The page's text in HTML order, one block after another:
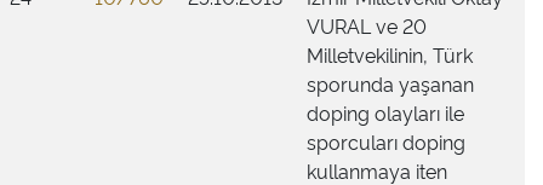
VURAL ve 20
Milletvekilinin, Türk
sporunda yaşanan
doping olayları ile
sporcuları doping
kullanmaya iten